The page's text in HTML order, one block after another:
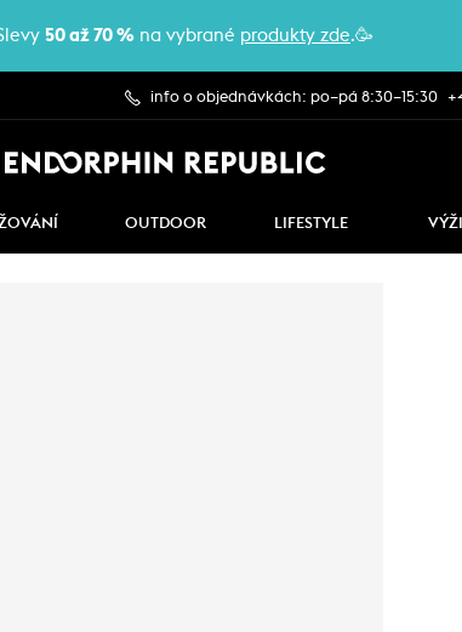
50 až 70 % na vybrané produkty zde.🥳
info o objednávkách: po–pá 8:30–15:30
OUTDOOR LIFESTYLE